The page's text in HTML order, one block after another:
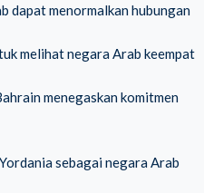
dapat menormalkan hubungan
melihat negara Arab keempat
menegaskan komitmen
sebagai negara Arab